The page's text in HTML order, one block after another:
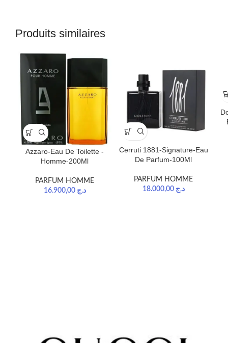
Produits similaires
Azzaro-Eau De Toilette -
Homme-200Ml
PARFUM HOMME
د.ج 16.900,00
Cerruti 1881-Signature-Eau
De Parfum-100Ml
PARFUM HOMME
د.ج 18.000,00